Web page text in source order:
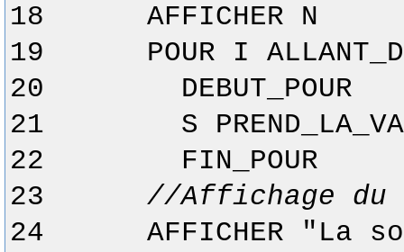
18
AFFICHER N
19
POUR I
20
DEBUT_POUR
21
S
22
FIN_POUR
23
//Affichage
24
AFFICHER "La